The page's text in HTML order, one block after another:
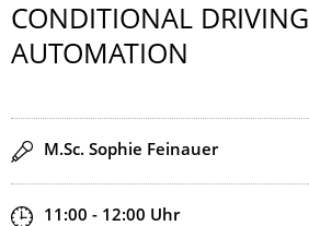
CONDITIONAL DRIVING
AUTOMATION
Redner
M.Sc. Sophie Feinauer
Zeit
11:00 - 12:00 Uhr